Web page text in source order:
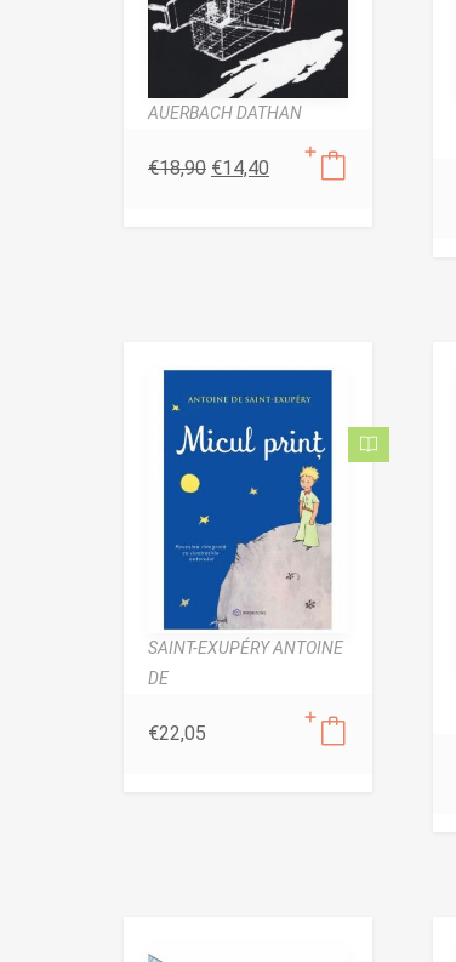
AUERBACH DATHAN
€18,90 €14,40
SAINT-EXUPÉRY ANTOINE
DE
€22,05